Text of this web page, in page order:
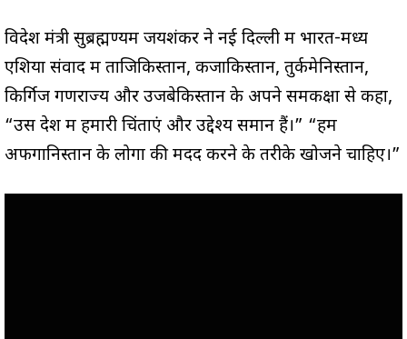
विदेश मंत्री सुब्रह्मण्यम जयशंकर ने नई दिल्ली में भारत-मध्य
एशिया संवाद में ताजिकिस्तान, कजाकिस्तान, तुर्कमेनिस्तान,
किर्गिज गणराज्य और उजबेकिस्तान के अपने समकक्षों से कहा,
“उस देश में हमारी चिंताएं और उद्देश्य समान हैं।” “हमें
अफगानिस्तान के लोगों की मदद करने के तरीके खोजने चाहिए।”